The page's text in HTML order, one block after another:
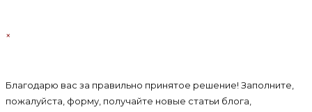
×
Благодарю вас за правильно принятое решение! Заполните,
пожалуйста, форму, получайте новые статьи блога,